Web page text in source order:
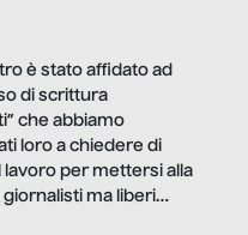
è stato affidato ad
di scrittura
che abbiamo
loro a chiedere di
lavoro per mettersi alla
ma liberi